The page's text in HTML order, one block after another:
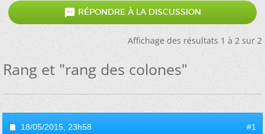
 RÉPONDRE À LA DISCUSSION
Affichage des résultats 1 à 2 sur 2
Rang et "rang des colones"
18/05/2015, 23h58 #1